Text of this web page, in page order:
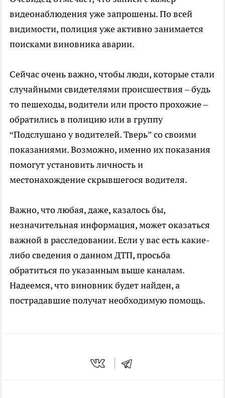
видеонаблюдения уже запрошены. По всей
видимости, полиция уже активно занимается
поисками виновника аварии.
Сейчас очень важно, чтобы люди, которые стали
случайными свидетелями происшествия – будь
то пешеходы, водители или просто прохожие –
обратились в полицию или в группу
“Подслушано у водителей. Тверь” со своими
показаниями. Возможно, именно их показания
помогут установить личность и
местонахождение скрывшегося водителя.
Важно, что любая, даже, казалось бы,
незначительная информация, может оказаться
важной в расследовании. Если у вас есть какие-
либо сведения о данном ДТП, просьба
обратиться по указанным выше каналам.
Надеемся, что виновник будет найден, а
пострадавшие получат необходимую помощь.